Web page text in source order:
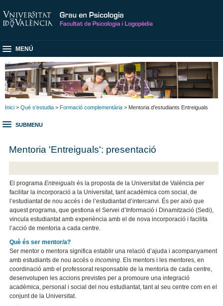
MENÚ
Inici > Què s'estudia > Formació complementària > Mentoria d'estudiants Entreiguals
SUBMENU
Mentoria 'Entreiguals': presentació
El programaEntreigualsés la proposta de la Universitat de València per
facilitar la incorporació a la Universitat, tant acadèmica com social, de
l’estudiantat de nou accés i de l’estudiantat d’intercanvi. És per això que
aquest programa, que gestiona el Servei d’Informació i Dinamització (Sedi),
vincula estudiantat amb experiència amb el de nova incorporació i facilita
l’acció de mentoria a cada centre.
Què és ser mentor/a?
Ser mentor o mentora significa establir una relació d’ajuda i acompanyament
amb estudiants de nou accés oincoming. Els mentors i les mentores, en
coordinació amb el professorat responsable de la mentoria de cada centre,
desenvolupen les accions previstes per a promoure una integració
acadèmica, personal i social del nou estudiantat, tant al seu centre com en el
conjunt de la Universitat.